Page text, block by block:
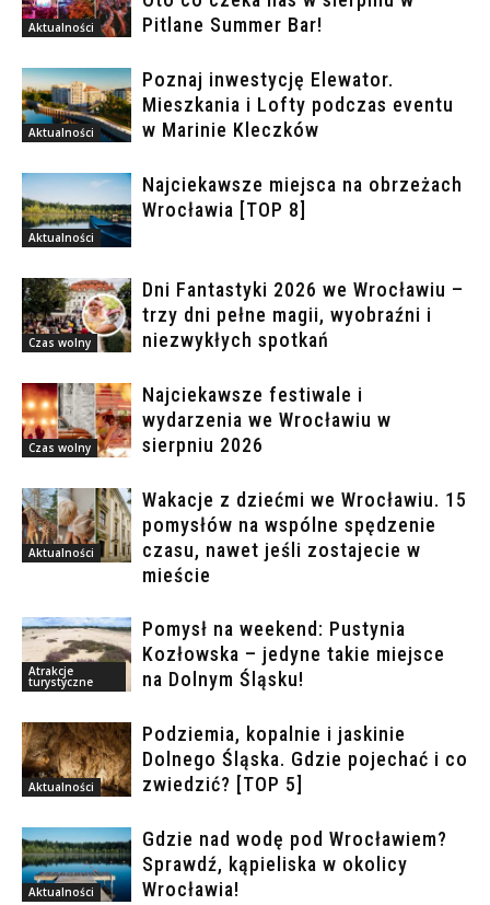
Aktualności
Pitlane Summer Bar!
Aktualności
Poznaj inwestycję Elewator.
Mieszkania i Lofty podczas eventu
w Marinie Kleczków
Aktualności
Najciekawsze miejsca na obrzeżach
Wrocławia [TOP 8]
Czas wolny
Dni Fantastyki 2026 we Wrocławiu –
trzy dni pełne magii, wyobraźni i
niezwykłych spotkań
Czas wolny
Najciekawsze festiwale i
wydarzenia we Wrocławiu w
sierpniu 2026
Aktualności
Wakacje z dziećmi we Wrocławiu. 15
pomysłów na wspólne spędzenie
czasu, nawet jeśli zostajecie w
mieście
Atrakcje
turystyczne
Pomysł na weekend: Pustynia
Kozłowska – jedyne takie miejsce
na Dolnym Śląsku!
Aktualności
Podziemia, kopalnie i jaskinie
Dolnego Śląska. Gdzie pojechać i co
zwiedzić? [TOP 5]
Aktualności
Gdzie nad wodę pod Wrocławiem?
Sprawdź, kąpieliska w okolicy
Wrocławia!